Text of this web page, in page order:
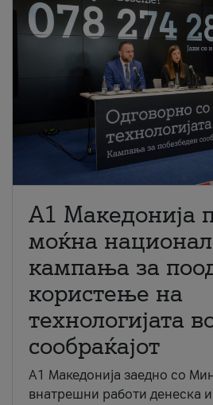
A1 Македонија
моќна
кампања за
користење на
технологијата
сообраќајот
A1 Македонија заедно со
внатрешни работи денеска